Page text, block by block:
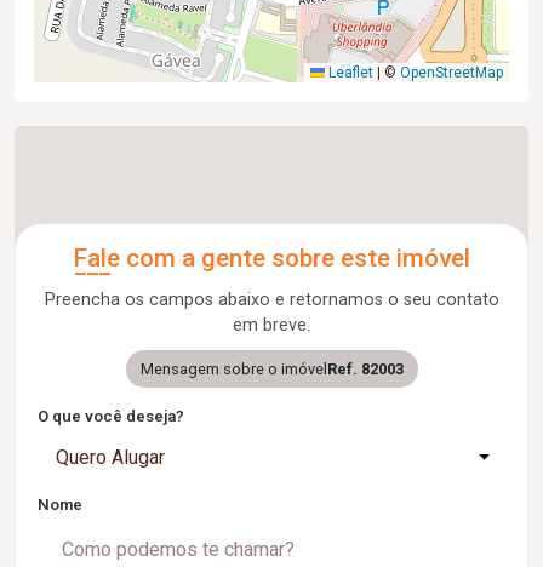
Leaflet © OpenStreetMap
Fale com a gente sobre este imóvel
Preencha os campos abaixo e retornamos o seu contato
em breve.
Mensagem sobre o imóvel Ref. 82003
O que você deseja?
Quero Alugar
Nome